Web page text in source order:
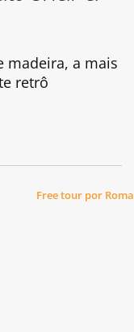
madeira, a mais
retrô